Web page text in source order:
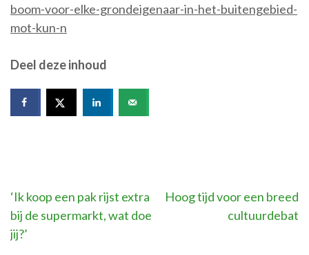
boom-voor-elke-grondeigenaar-in-het-buitengebied-
mot-kun-n
Deel deze inhoud
Bericht
navigatie
‘Ik koop een pak rijst extra
bij de supermarkt, wat doe
jij?’
Hoog tijd voor een breed
cultuurdebat